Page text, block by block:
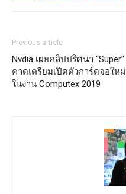
Previous article
Nvdia เผยคลิปปริศนา “Super”
คาดเตรียมเปิดตัวการ์ดจอใหม่
ในงาน Computex 2019